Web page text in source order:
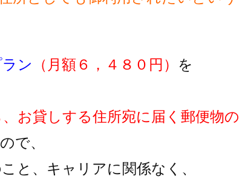
ン （月額６，４８０円） を
お貸しする住所宛に届く郵便物の
ので、
と、キャリアに関係なく、